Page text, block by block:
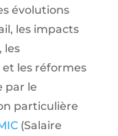
évolutions
les impacts
les
et les réformes
par le
particulière
(Salaire